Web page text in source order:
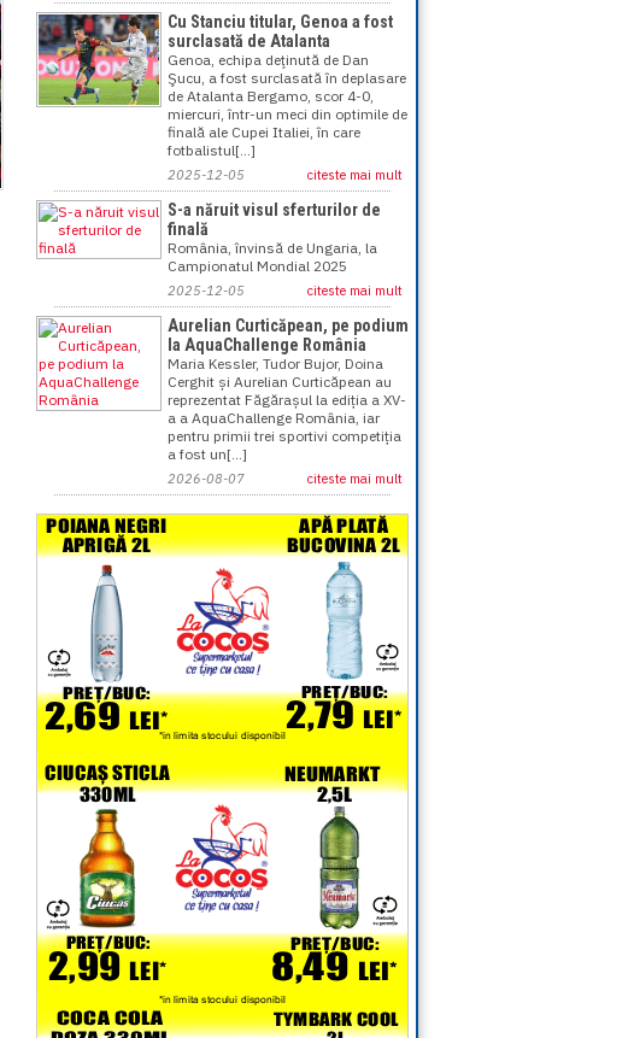
Cu Stanciu titular, Genoa a fost
surclasată de Atalanta
Genoa, echipa deţinută de Dan
Şucu, a fost surclasată în deplasare
de Atalanta Bergamo, scor 4-0,
miercuri, într-un meci din optimile de
finală ale Cupei Italiei, în care
fotbalistul[...]
2025-12-05 citeste mai mult
S-a năruit visul sferturilor de
finală
România, învinsă de Ungaria, la
Campionatul Mondial 2025
2025-12-05 citeste mai mult
Aurelian Curticăpean, pe podium
la AquaChallenge România
Maria Kessler, Tudor Bujor, Doina
Cerghit și Aurelian Curticăpean au
reprezentat Făgărașul la ediția a XV-
a a AquaChallenge România, iar
pentru primii trei sportivi competiția
a fost un[...]
2026-08-07 citeste mai mult